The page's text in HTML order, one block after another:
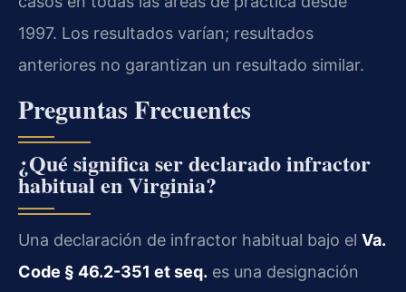
1997. Los resultados varían; resultados
anteriores no garantizan un resultado similar.
Preguntas Frecuentes
¿Qué significa ser declarado infractor
habitual en Virginia?
Una declaración de infractor habitual bajo el Va.
Code § 46.2-351 et seq. es una designación